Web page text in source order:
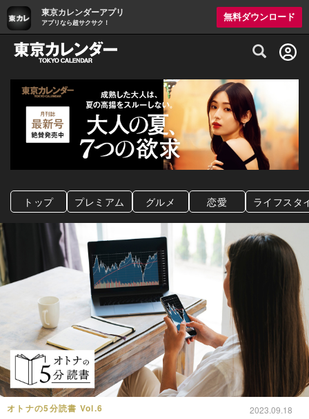
東京カレンダーアプリ
アプリなら超サクサク！
無料ダウンロード
グルメ情報・プレミアムレストラン予約
トップ プレミアム グルメ 恋愛 ライフスタ
オトナの5分読書 Vol.6 2023.09.18